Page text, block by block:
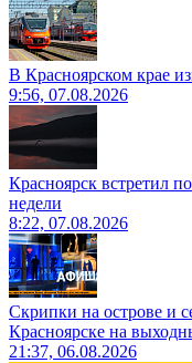
В Красноярском крае
9:56, 07.08.2026
Красноярск встретил
недели
8:22, 07.08.2026
Скрипки на острове и
Красноярске на
21:37, 06.08.2026